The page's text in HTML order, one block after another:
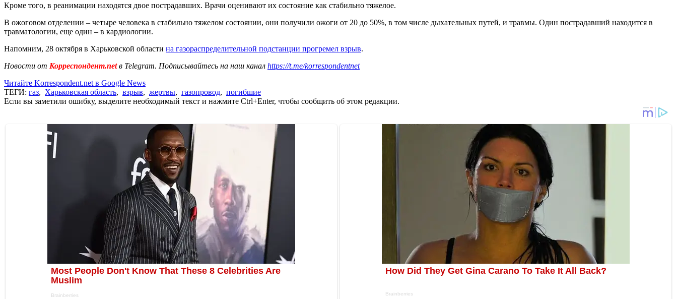
Кроме того, в реанимации находятся двое пострадавших. Врачи оценивают их состояние как стабильно тяжелое.
В ожоговом отделении – четыре человека в стабильно тяжелом состоянии, они получили ожоги от 20 до 50%, в том числе дыхательных путей, и травмы. Один пострадавший находится в
травматологии, еще один – в кардиологии.
Напомним, 28 октября в Харьковской области на газораспределительной подстанции прогремел взрыв.
Новости от Корреспондент.netв Telegram. Подписывайтесь на наш канал https://t.me/korrespondentnet
Читайте Korrespondent.net в Google News
ТЕГИ: газ, Харьковская область, взрыв, жертвы, газопровод, погибшие
Если вы заметили ошибку, выделите необходимый текст и нажмите Ctrl+Enter, чтобы сообщить об этом редакции.